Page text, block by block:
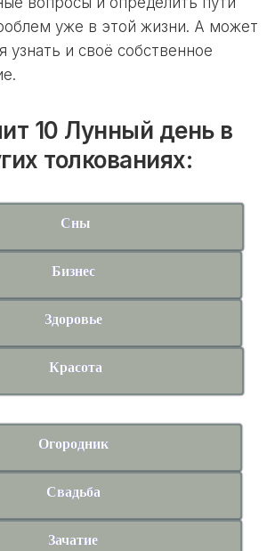
уже в этой жизни. А может
узнать и своё собственное
10 Лунный день в
толкованиях:
Сны
Бизнес
Здоровье
Красота
Огородник
Свадьба
Зачатие